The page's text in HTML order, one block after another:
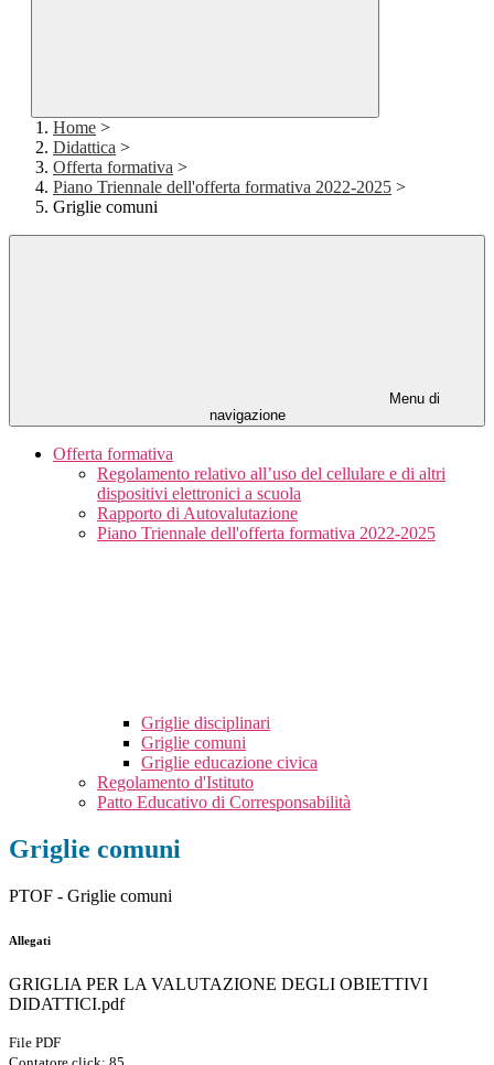
Home >
Didattica >
Offerta formativa >
Piano Triennale dell'offerta formativa 2022-2025 >
Griglie comuni
Menu di
navigazione
Offerta formativa
Regolamento relativo all’uso del cellulare e di altri
dispositivi elettronici a scuola
Rapporto di Autovalutazione
Piano Triennale dell'offerta formativa 2022-2025
Griglie disciplinari
Griglie comuni
Griglie educazione civica
Regolamento d'Istituto
Patto Educativo di Corresponsabilità
Griglie comuni
PTOF - Griglie comuni
Allegati
GRIGLIA PER LA VALUTAZIONE DEGLI OBIETTIVI
DIDATTICI.pdf
File PDF